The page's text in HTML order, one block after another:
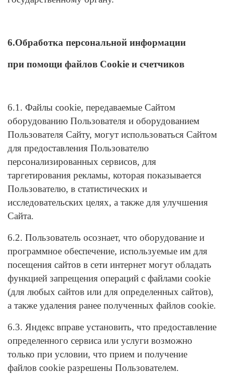
6.Обработка персональной информации
при помощи файлов Cookie и счетчиков
6.1. Файлы cookie, передаваемые Сайтом
оборудованию Пользователя и оборудованием
Пользователя Сайту, могут использоваться Сайтом
для предоставления Пользователю
персонализированных сервисов, для
таргетирования рекламы, которая показывается
Пользователю, в статистических и
исследовательских целях, а также для улучшения
Сайта.
6.2. Пользователь осознает, что оборудование и
программное обеспечение, используемые им для
посещения сайтов в сети интернет могут обладать
функцией запрещения операций с файлами cookie
(для любых сайтов или для определенных сайтов),
а также удаления ранее полученных файлов cookie.
6.3. Яндекс вправе установить, что предоставление
определенного сервиса или услуги возможно
только при условии, что прием и получение
файлов cookie разрешены Пользователем.